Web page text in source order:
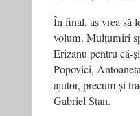
În final, aș vrea să
volum. Mulțumiri
Erizanu pentru că-
Popovici,
ajutor, precum și
Gabriel Stan.